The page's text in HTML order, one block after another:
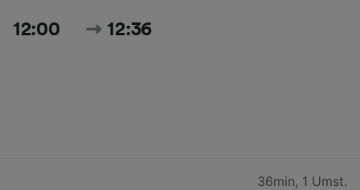
12:00 12:36
36min, 1 Umst.